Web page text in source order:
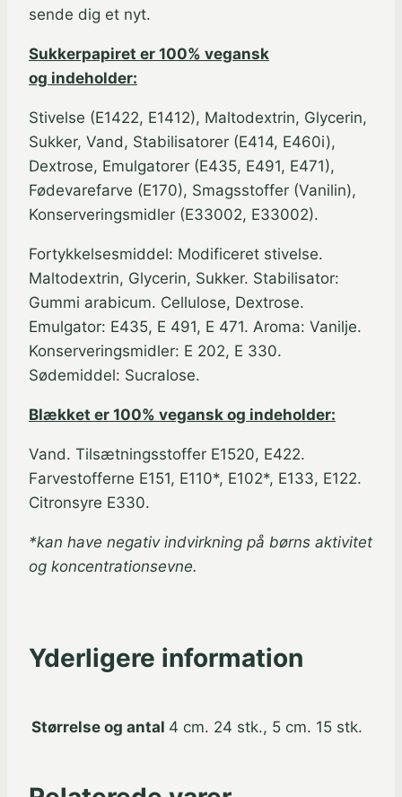
sende dig et nyt.
Sukkerpapiret er 100% vegansk
og indeholder:
Stivelse (E1422, E1412), Maltodextrin, Glycerin,
Sukker, Vand, Stabilisatorer (E414, E460i),
Dextrose, Emulgatorer (E435, E491, E471),
Fødevarefarve (E170), Smagsstoffer (Vanilin),
Konserveringsmidler (E33002, E33002).
Fortykkelsesmiddel: Modificeret stivelse.
Maltodextrin, Glycerin, Sukker. Stabilisator:
Gummi arabicum. Cellulose, Dextrose.
Emulgator: E435, E 491, E 471. Aroma: Vanilje.
Konserveringsmidler: E 202, E 330.
Sødemiddel: Sucralose.
Blækket er 100% vegansk og indeholder:
Vand. Tilsætningsstoffer E1520, E422.
Farvestofferne E151, E110*, E102*, E133, E122.
Citronsyre E330.
*kan have negativ indvirkning på børns aktivitet
og koncentrationsevne.
Yderligere information
Størrelse og antal 4 cm. 24 stk., 5 cm. 15 stk.